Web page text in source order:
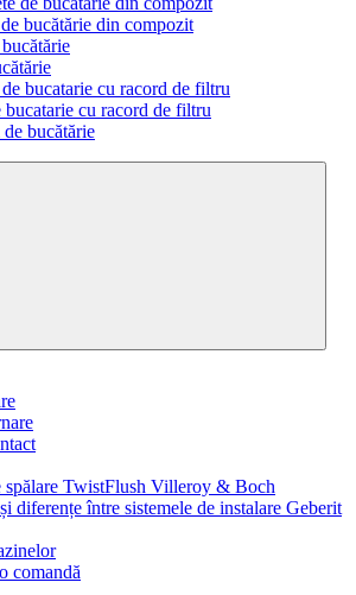
bucătărie din compozit
bucatarie cu racord de filtru
bucătărie
spălare TwistFlush Villeroy & Boch
diferențe între sistemele de instalare Geberit
comandă